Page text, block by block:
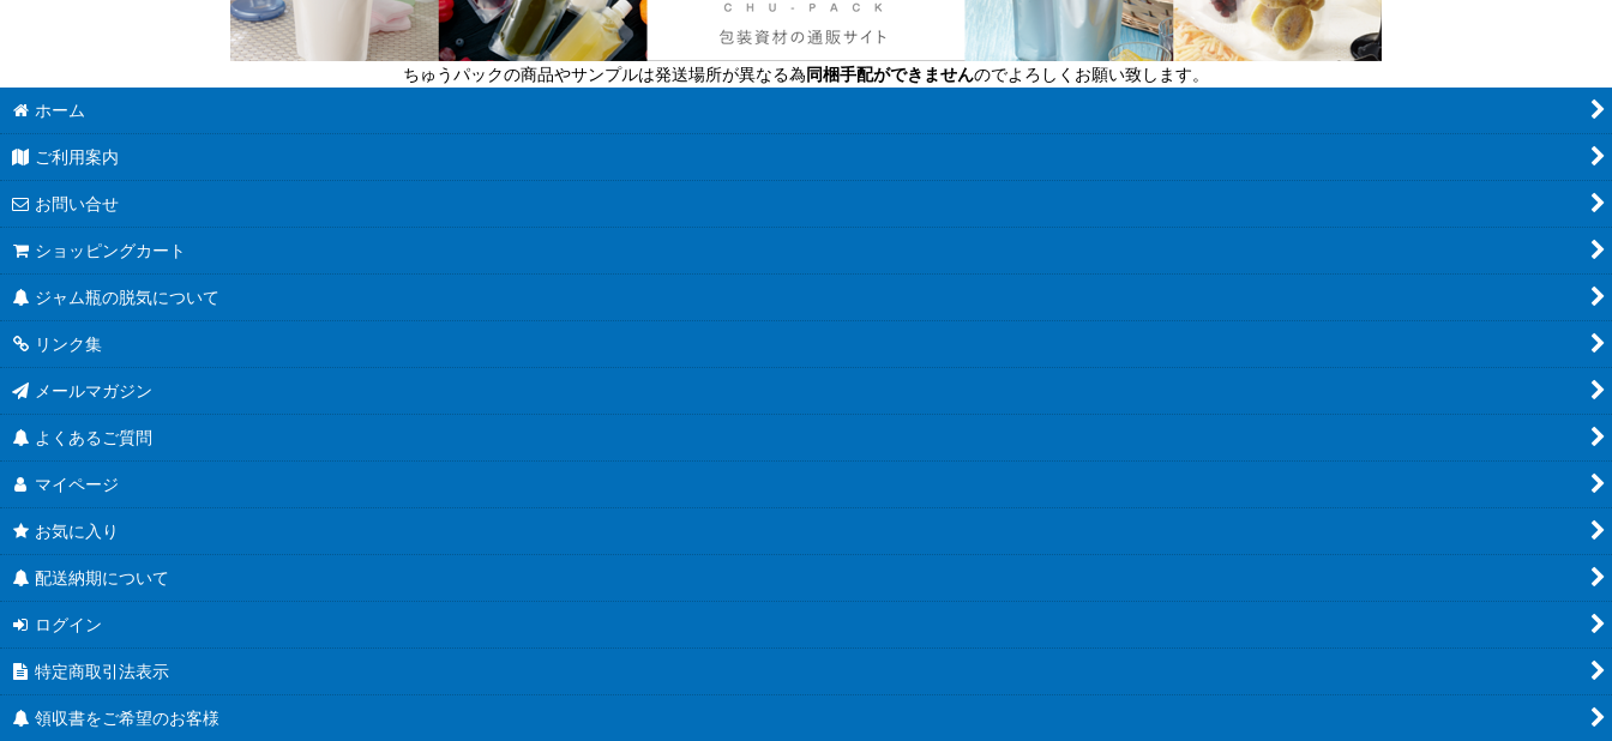
八角びん
角びん全て
マヨネーズびん
把手付びん
お酒のテイクアウト容器
人気のハーバリウム瓶
食べるラー油に
結婚式にお勧め！
ユニバーサルデザイン
Ｔ４８ツイスト
Ｔ５３ツイスト
ちゅうパックの商品やサンプルは発送場所が異なる為同梱手配ができませんのでよろしくお願い致します。
ホーム
ご利用案内
お問い合せ
ショッピングカート
ジャム瓶の脱気について
リンク集
メールマガジン
よくあるご質問
マイページ
お気に入り
配送納期について
ログイン
特定商取引法表示
領収書をご希望のお客様